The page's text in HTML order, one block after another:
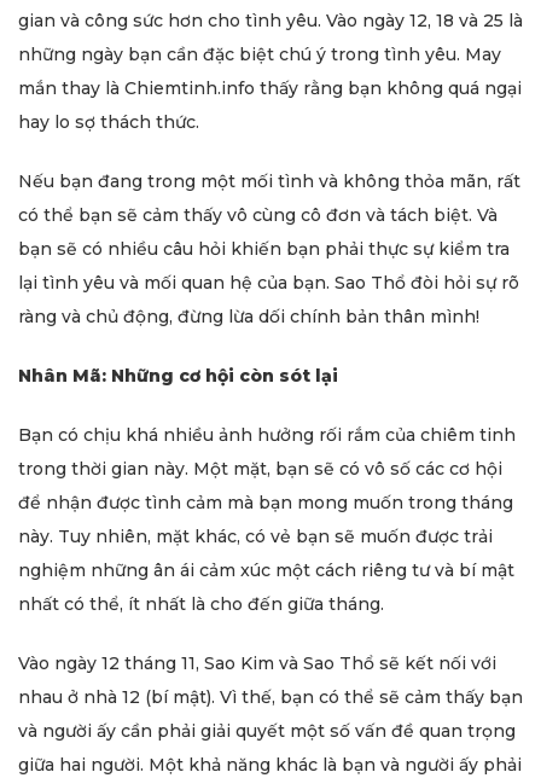
gian và công sức hơn cho tình yêu. Vào ngày 12, 18 và 25 là
những ngày bạn cần đặc biệt chú ý trong tình yêu. May
mắn thay là Chiemtinh.info thấy rằng bạn không quá ngại
hay lo sợ thách thức.
Nếu bạn đang trong một mối tình và không thỏa mãn, rất
có thể bạn sẽ cảm thấy vô cùng cô đơn và tách biệt. Và
bạn sẽ có nhiều câu hỏi khiến bạn phải thực sự kiểm tra
lại tình yêu và mối quan hệ của bạn. Sao Thổ đòi hỏi sự rõ
ràng và chủ động, đừng lừa dối chính bản thân mình!
Nhân Mã: Những cơ hội còn sót lại
Bạn có chịu khá nhiều ảnh hưởng rối rắm của chiêm tinh
trong thời gian này. Một mặt, bạn sẽ có vô số các cơ hội
để nhận được tình cảm mà bạn mong muốn trong tháng
này. Tuy nhiên, mặt khác, có vẻ bạn sẽ muốn được trải
nghiệm những ân ái cảm xúc một cách riêng tư và bí mật
nhất có thể, ít nhất là cho đến giữa tháng.
Vào ngày 12 tháng 11, Sao Kim và Sao Thổ sẽ kết nối với
nhau ở nhà 12 (bí mật). Vì thế, bạn có thể sẽ cảm thấy bạn
và người ấy cần phải giải quyết một số vấn đề quan trọng
giữa hai người. Một khả năng khác là bạn và người ấy phải